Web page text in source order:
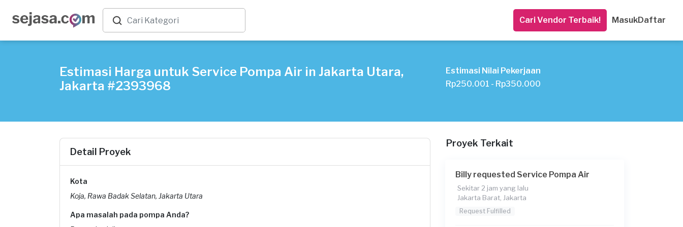
Cari Vendor Terbaik! MasukDaftar
Estimasi Harga untuk Service Pompa Air in Jakarta Utara,
Jakarta #2393968
Estimasi Nilai Pekerjaan
Rp250.001 - Rp350.000
Detail Proyek
Kota
Koja, Rawa Badak Selatan, Jakarta Utara
Apa masalah pada pompa Anda?
Proyek Terkait
Billy requested Service Pompa Air
Sekitar 2 jam yang lalu
Jakarta Barat, Jakarta
Request Fulfilled